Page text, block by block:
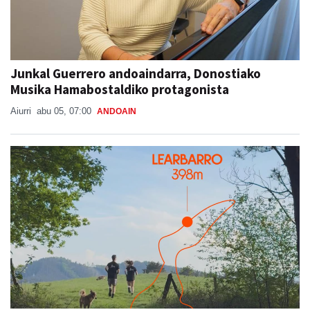
Junkal Guerrero andoaindarra, Donostiako
Musika Hamabostaldiko protagonista
Aiurri abu 05, 07:00 ANDOAIN